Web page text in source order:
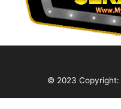
© 2023 Copyright: